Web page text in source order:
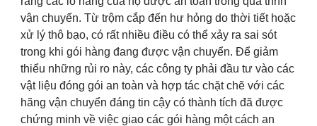
vận chuyển. Từ trộm cắp đến hư hỏng do thời tiết hoặc
xử lý thô bạo, có rất nhiều điều có thể xảy ra sai sót
trong khi gói hàng đang được vận chuyển. Để giảm
thiểu những rủi ro này, các công ty phải đầu tư vào các
vật liệu đóng gói an toàn và hợp tác chặt chẽ với các
hãng vận chuyển đáng tin cậy có thành tích đã được
chứng minh về việc giao các gói hàng một cách an